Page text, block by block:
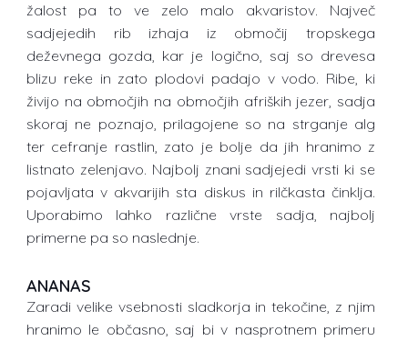
žalost pa to ve zelo malo akvaristov. Največ
sadjejedih rib izhaja iz območij tropskega
deževnega gozda, kar je logično, saj so drevesa
blizu reke in zato plodovi padajo v vodo. Ribe, ki
živijo na območjih na območjih afriških jezer, sadja
skoraj ne poznajo, prilagojene so na strganje alg
ter cefranje rastlin, zato je bolje da jih hranimo z
listnato zelenjavo. Najbolj znani sadjejedi vrsti ki se
pojavljata v akvarijih sta diskus in rilčkasta činklja.
Uporabimo lahko različne vrste sadja, najbolj
primerne pa so naslednje.
ANANAS
Zaradi velike vsebnosti sladkorja in tekočine, z njim
hranimo le občasno, saj bi v nasprotnem primeru